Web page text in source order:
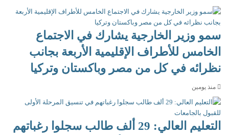
سمو وزير الخارجية يشارك في الاجتماع
الخامس للأطراف الإقليمية الأربعة بجانب
نظرائه في كل من مصر وباكستان وتركيا
منذ يومين
التعليم العالي: 29 ألف طالب سجلوا رغباتهم